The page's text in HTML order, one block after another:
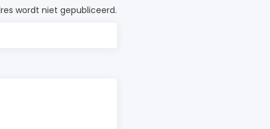
wordt niet gepubliceerd.